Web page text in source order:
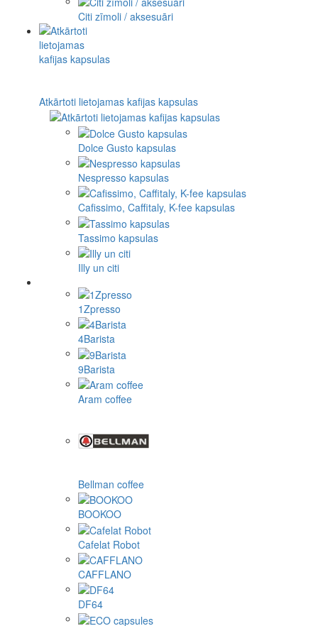
Citi zīmoli / aksesuāri
Atkārtoti lietojamas kafijas kapsulas
Dolce Gusto kapsulas
Nespresso kapsulas
Cafissimo, Caffitaly, K-fee kapsulas
Tassimo kapsulas
Illy un citi
1Zpresso
4Barista
9Barista
Aram coffee
Bellman coffee
BOOKOO
Cafelat Robot
CAFFLANO
DF64